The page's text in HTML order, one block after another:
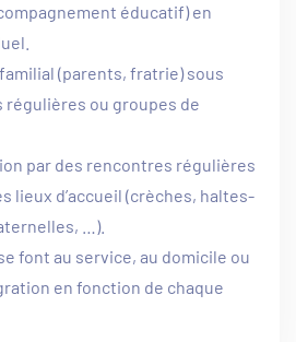
éducatif) en
(parents, fratrie) sous
ou groupes de
par des rencontres régulières
lieux d’accueil (crèches, haltes-
…).
font au service, au domicile ou
en fonction de chaque